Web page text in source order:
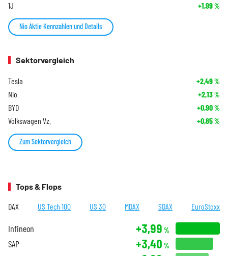
1J +1,99%
Nio Aktie Kennzahlen und Details
Sektorvergleich
Tesla +2,49%
Nio +2,13%
BYD +0,90%
Volkswagen Vz. +0,85%
Zum Sektorvergleich
Tops & Flops
DAX US Tech 100 US 30 MDAX SDAX EuroStoxx
Infineon +3,99 %
SAP +3,40 %